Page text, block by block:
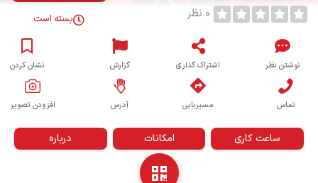
0 نظر بسته است
نوشتن نظر اشتراک گذاری گزارش نشان کردن
تماس مسیریابی آدرس افزودن تصویر
ساعت کاری امکانات درباره